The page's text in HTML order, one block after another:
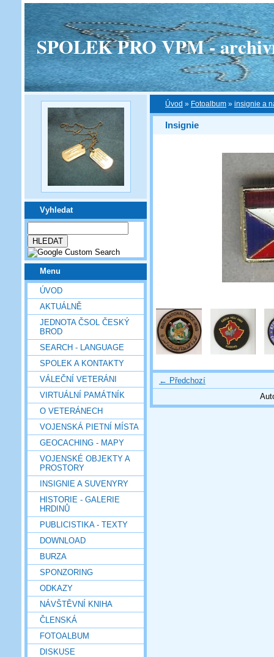
SPOLEK PRO VPM -
Vyhledat
Menu
ÚVOD
AKTUÁLNĚ
JEDNOTA ČSOL ČESKÝ
BROD
SEARCH - LANGUAGE
SPOLEK A KONTAKTY
VÁLEČNÍ VETERÁNI
VIRTUÁLNÍ PAMÁTNÍK
O VETERÁNECH
VOJENSKÁ PIETNÍ MÍSTA
GEOCACHING - MAPY
VOJENSKÉ OBJEKTY A
PROSTORY
INSIGNIE A SUVENYRY
HISTORIE - GALERIE
HRDINŮ
PUBLICISTIKA - TEXTY
DOWNLOAD
BURZA
SPONZORING
ODKAZY
NÁVŠTĚVNÍ KNIHA
ČLENSKÁ
FOTOALBUM
DISKUSE
Úvod » Fotoalbum » insignie a
Insignie
← Předchozí